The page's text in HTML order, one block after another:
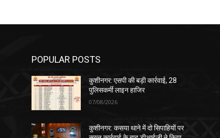
POPULAR POSTS
कुशीनगर: एसपी की बड़ी कार्रवाई, 28
पुलिसकर्मी लाइन हाजिर
07/08/2026
कुशीनगर: कसया थाने में दो सिपाहियों पर